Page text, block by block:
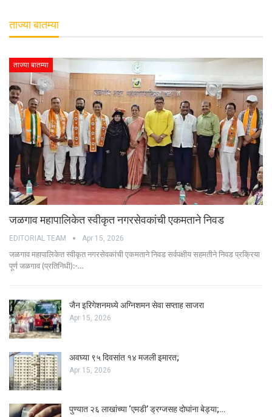
ताज्या बातम्या
ताज्या बातम्या
जळगाव महापालिकेत स्वीकृत नगरसेवकांची एकमताने निवड
EDITORIAL TEAM Apr 15, 2026
जळगाव महापालिकेत स्वीकृत नगरसेवकांची एकमताने निवड सर्वपक्षीय सहमतीने निवड प्रक्रिया
पूर्ण जळगाव (प्रतिनिधी):-…
जैन इरिगेशनमध्ये अग्निशमन सेवा सप्ताह साजरा
Apr 15, 2026
अवघ्या ९५ दिवसांत १४ मजली इमारत;
Apr 15, 2026
पुण्यात २६ लाखांच्या ‘एमडी’ ड्रग्जसह दोघांना बेड्या;…